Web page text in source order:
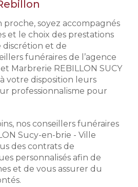
2026 pour l’achat d’un
gravure, dans la limite
disponibles de
et de la disponibilité des
d’un montant
4 000 € TTC. Voir
l’offre en agence et
légales.
un devis
repose sur
de nos conseillers
Exigeants, discrets et
ils mettent leur
à votre service
avec vous votre
volontés afin de mieux
démarche de
des
obsèques, c'est choisir
qui vont venir
Pour des
proche, soyez accompagnés
et le choix des prestations
discrétion et de
funéraires de l’agence
Marbrerie REBILLON SUCY
votre disposition leurs
professionnalisme pour
nos conseillers funéraires
Sucy-en-brie - Ville
des contrats de
personnalisés afin de
et de vous assurer du